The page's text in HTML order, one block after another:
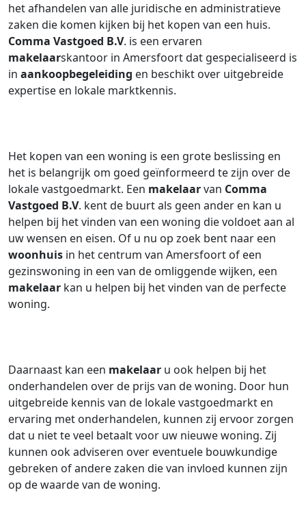
het afhandelen van alle juridische en administratieve
zaken die komen kijken bij het kopen van een huis.
Comma Vastgoed B.V. is een ervaren
makelaarskantoor in Amersfoort dat gespecialiseerd is
in aankoopbegeleiding en beschikt over uitgebreide
expertise en lokale marktkennis.
Het kopen van een woning is een grote beslissing en
het is belangrijk om goed geïnformeerd te zijn over de
lokale vastgoedmarkt. Een makelaarvan Comma
Vastgoed B.V. kent de buurt als geen ander en kan u
helpen bij het vinden van een woning die voldoet aan al
uw wensen en eisen. Of u nu op zoek bent naar een
woonhuis in het centrum van Amersfoort of een
gezinswoning in een van de omliggende wijken, een
makelaar kan u helpen bij het vinden van de perfecte
woning.
Daarnaast kan een makelaar u ook helpen bij het
onderhandelen over de prijs van de woning. Door hun
uitgebreide kennis van de lokale vastgoedmarkt en
ervaring met onderhandelen, kunnen zij ervoor zorgen
dat u niet te veel betaalt voor uw nieuwe woning. Zij
kunnen ook adviseren over eventuele bouwkundige
gebreken of andere zaken die van invloed kunnen zijn
op de waarde van de woning.